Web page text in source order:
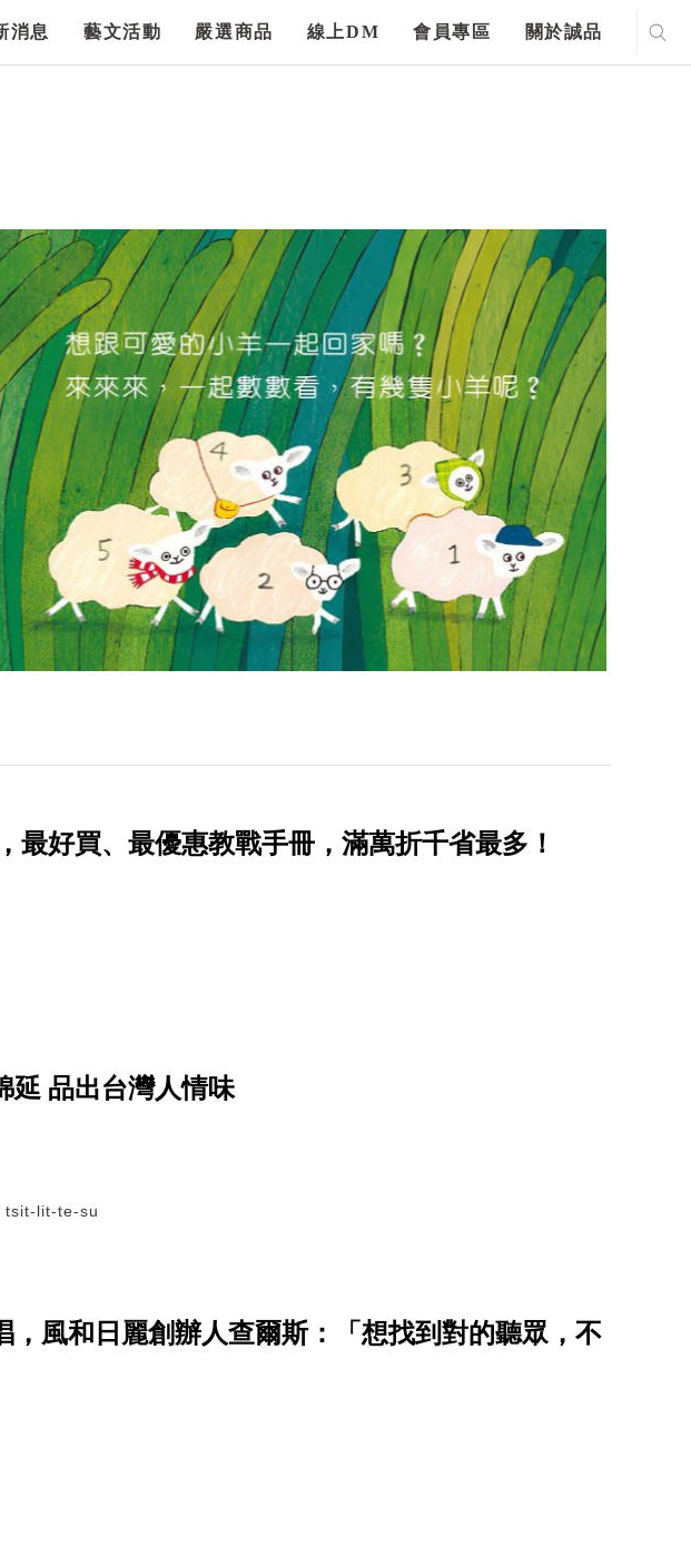
消息 藝文活動 嚴選商品 線上DM 會員專區 關於誠品
最好買、最優惠教戰手冊，滿萬折千省最多！
延 品出台灣人情味
tsit-lit-te-su
，風和日麗創辦人查爾斯：「想找到對的聽眾，不